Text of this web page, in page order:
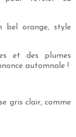
bel orange, style
et des plumes
automnale !
gris clair, comme